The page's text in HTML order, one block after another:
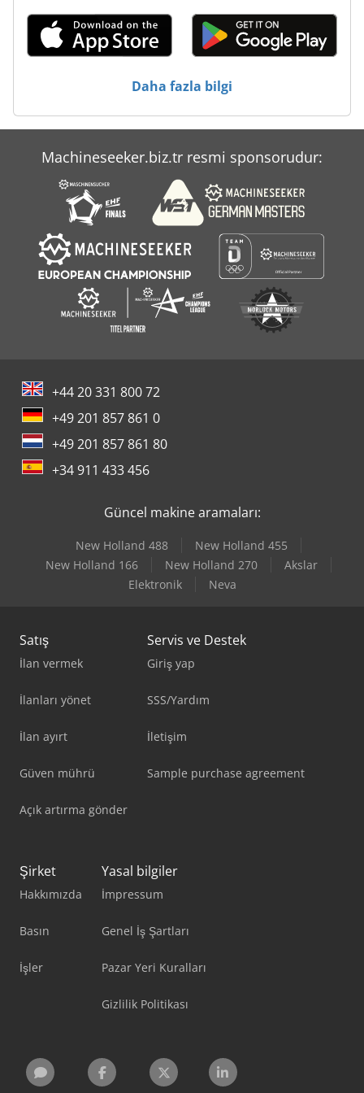
Ticari Demir
Daha fazla bilgi
Machineseeker.biz.tr resmi sponsorudur:
+44 20 331 800 72
+49 201 857 861 0
+49 201 857 861 80
+34 911 433 456
Güncel makine aramaları:
New Holland 488
New Holland 455
New Holland 166
New Holland 270
Akslar
Elektronik
Neva
Satış
İlan vermek
İlanları yönet
İlan ayırt
Güven mührü
Açık artırma gönder
Servis ve Destek
Giriş yap
SSS/Yardım
İletişim
Sample purchase agreement
Şirket
Hakkımızda
Basın
İşler
Yasal bilgiler
İmpressum
Genel İş Şartları
Pazar Yeri Kuralları
Gizlilik Politikası